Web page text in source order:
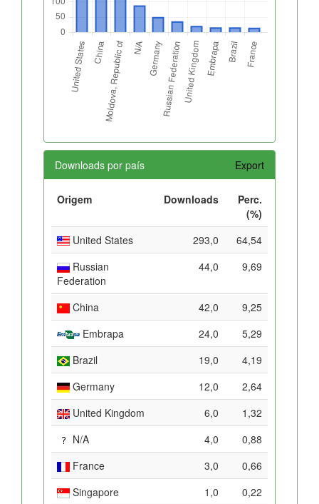
Downloads por país Export
Origem Downloads
Perc.
(%)
United States
293,0
64,54
Russian
Federation
44,0 9,69
China 42,0
9,25
Embrapa
24,0
5,29
Brazil
19,0
4,19
Germany
12,0
2,64
United Kingdom
6,0
1,32
N/A
4,0
0,88
France
3,0
0,66
Singapore
1,0
0,22